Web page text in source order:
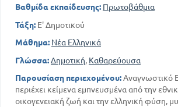
ΚΑΤΟΡΘΩΜΑΤΑ ΤΟΥ ΑΝΘΡΩΠΟΥ Ν.
Βαθμίδα εκπαίδευσης: Πρωτοβάθμια
Τάξη: Ε' Δημοτικού
Μάθημα: Νέα Ελληνικά
Γλώσσα:Δημοτική, Καθαρεύουσα
Παρουσίαση περιεχομένου:Αναγνωστικό
περιέχει κείμενα εμπνευσμένα από την
οικογενειακή ζωή και την ελληνική φύση,